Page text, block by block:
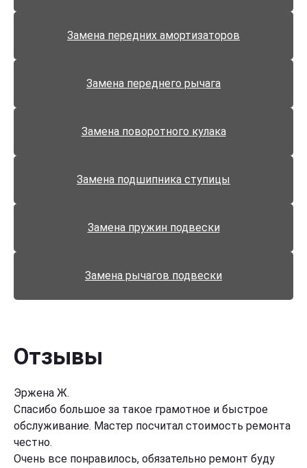
Замена передних амортизаторов
Замена переднего рычага
Замена поворотного кулака
Замена подшипника ступицы
Замена пружин подвески
Замена рычагов подвески
Отзывы
Эржена Ж.
Спасибо большое за такое грамотное и быстрое
обслуживание. Мастер посчитал стоимость ремонта
честно.
Очень все понравилось, обязательно ремонт буду